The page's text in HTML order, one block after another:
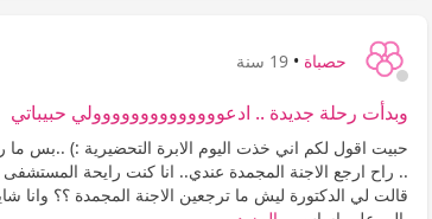
حصباة • 19 سنة
وبدأت رحلة جديدة .. ادعوووووووووووووولي حبيباتي
حبيت اقول لكم اني خذت اليوم الابرة التحضيرية :) ..بس ما
.. راح ارجع الاجنة المجمدة عندي.. انا كنت رايحة
قالت لي الدكتورة ليش ما ترجعين الاجنة المجمدة ؟؟ وانا